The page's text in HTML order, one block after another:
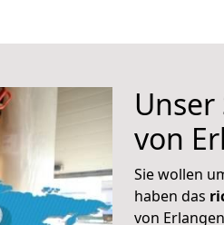
von
Sie wollen
haben das
von